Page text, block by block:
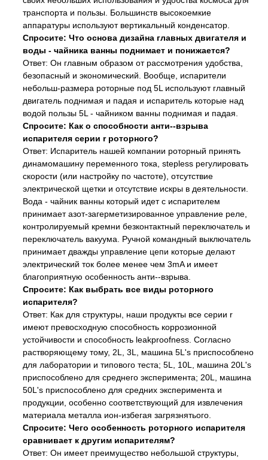
транспорта и пользы. Большинств высокоемкие
аппаратуры используют вертикальный конденсатор.
Спросите: Что основа дизайна главных двигателя и
воды - чайника ванны поднимает и понижается?
Ответ: Он главным образом от рассмотрения удобства,
безопасный и экономический. Вообще, испарители
небольш-размера роторные под 5L используют главный
двигатель поднимая и падая и испаритель которые над
водой пользы 5L - чайником ванны поднимая и падая.
Спросите: Как о способности анти--взрыва
испарителя серии r роторного?
Ответ: Испаритель нашей компании роторный принять
динамомашину переменного тока, stepless регулировать
скорости (или настройку по частоте), отсутствие
электрической щетки и отсутствие искры в деятельности.
Вода - чайник ванны который идет с испарителем
принимает азот-загерметизированное управление реле,
контролируемый кремни безконтактный переключатель и
переключатель вакуума. Ручной командный выключатель
принимает дважды управление цепи которые делают
электрический ток более менее чем 3mA и имеет
благоприятную особенность анти--взрыва.
Спросите: Как выбрать все виды роторного
испарителя?
Ответ: Как для структуры, наши продукты все серии r
имеют превосходную способность коррозионной
устойчивости и способность leakproofness. Согласно
растворяющему тому, 2L, 3L, машина 5L's приспособлено
для лаборатории и типового теста; 5L, 10L, машина 20L's
приспособлено для среднего эксперимента; 20L, машина
50L's приспособлено для средних эксперимента и
продукции, особенно соответствующий для извлечения
материала металла ион-избегая загрязнятього.
Спросите: Чего особенность роторного испарителя
сравнивает к другим испарителям?
Ответ: Он имеет преимущество небольшой структуры,